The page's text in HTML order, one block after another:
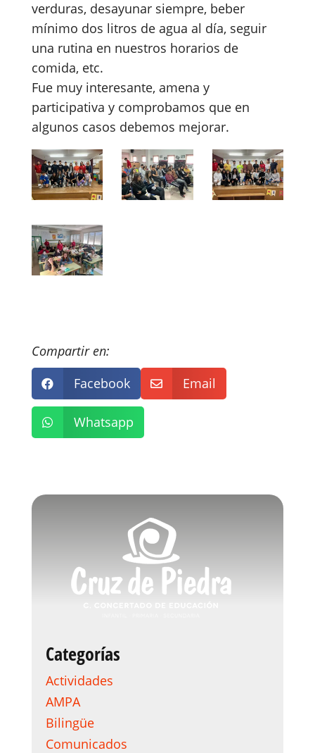
verduras, desayunar siempre, beber
mínimo dos litros de agua al día, seguir
una rutina en nuestros horarios de
comida, etc.
Fue muy interesante, amena y
participativa y comprobamos que en
algunos casos debemos mejorar.
Compartir en:
 Facebook  Email
 Whatsapp
Categorías
Actividades
AMPA
Bilingüe
Comunicados